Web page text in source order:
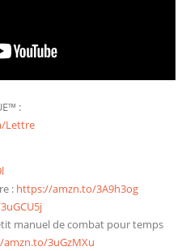
:
Lettre
: https://amzn.to/3A9h3og
manuel de combat pour temps
3uGzMXu